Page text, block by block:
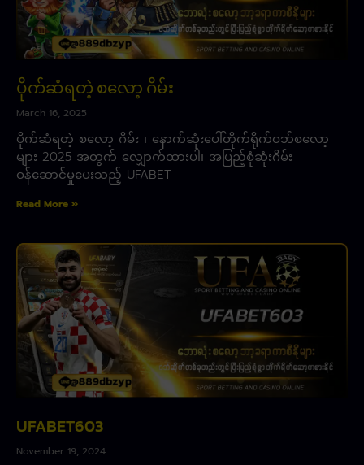
ပိုက်ဆံရတဲ့ စလော့ ဂိမ်း
March 16, 2025
ပိုက်ဆံရတဲ့ စလော့ ဂိမ်း ၊ နောက်ဆုံးပေါ်တိုက်ရိုက်ဝဘ်စလော့
များ 2025 အတွက် လျှောက်ထားပါ၊ အပြည့်စုံဆုံးဂိမ်း
ဝန်ဆောင်မှုပေးသည့် UFABET
Read More »
UFABET603
November 19, 2024